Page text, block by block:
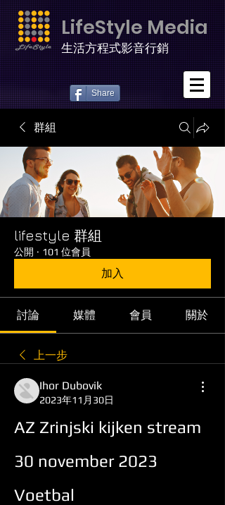
LifeStyle Media
生活方程式影音行銷
Share
群組
lifestyle 群組
公開 · 101 位會員
加入
討論 媒體 會員 關於
上一步
Ihor Dubovik
2023年11月30日
AZ Zrinjski kijken stream
30 november 2023
Voetbal